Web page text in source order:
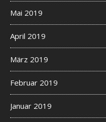
Mai 2019
April 2019
März 2019
Februar 2019
Januar 2019